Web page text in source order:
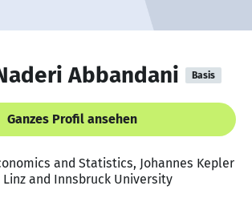
Abbandani Basis
Ganzes Profil ansehen
and Statistics, Johannes Kepler
and Innsbruck University